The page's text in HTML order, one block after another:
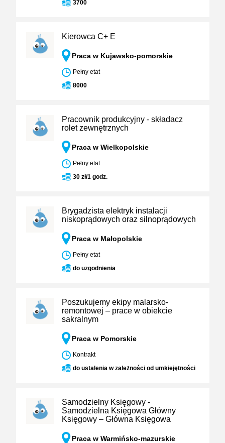
3700
Kierowca C+ E
Praca w Kujawsko-pomorskie
Pełny etat
8000
Pracownik produkcyjny - składacz
rolet zewnętrznych
Praca w Wielkopolskie
Pełny etat
30 zł/1 godz.
Brygadzista elektryk instalacji
niskoprądowych oraz silnoprądowych
Praca w Małopolskie
Pełny etat
do uzgodnienia
Poszukujemy ekipy malarsko-
remontowej – prace w obiekcie
sakralnym
Praca w Pomorskie
Kontrakt
do ustalenia w zależności od umkiejętności
Samodzielny Księgowy -
Samodzielna Księgowa Główny
Księgowy – Główna Księgowa
Praca w Warmińsko-mazurskie